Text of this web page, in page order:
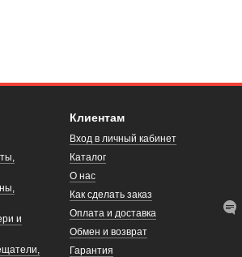
и
Клиентам
Вход в личный кабинет
Каталог
О нас
Как сделать заказ
Оплата и доставка
Обмен и возврат
Гарантия